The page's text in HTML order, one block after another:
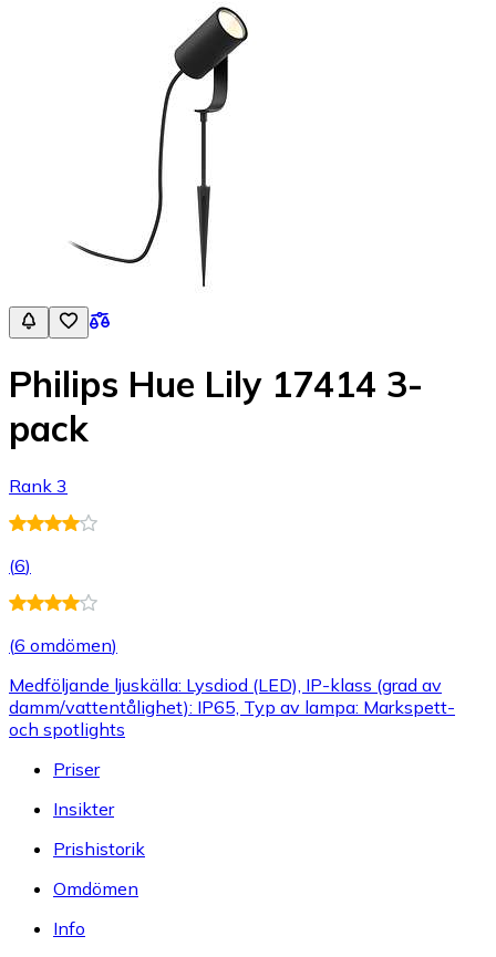
Philips Hue Lily 17414 3-
pack
Rank 3
(6)
(6 omdömen)
Medföljande ljuskälla: Lysdiod (LED), IP-klass (grad av
damm/vattentålighet): IP65, Typ av lampa: Markspett-
och spotlights
Priser
Insikter
Prishistorik
Omdömen
Info